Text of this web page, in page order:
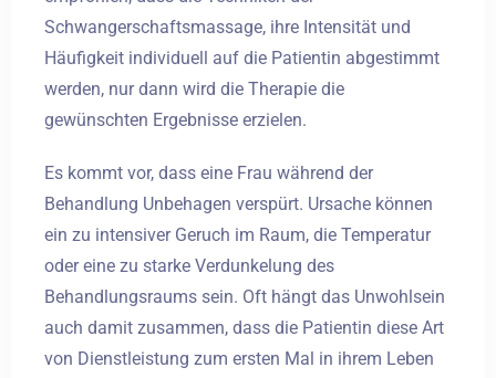
Schwangerschaftsmassage, ihre Intensität und
Häufigkeit individuell auf die Patientin abgestimmt
werden, nur dann wird die Therapie die
gewünschten Ergebnisse erzielen.
Es kommt vor, dass eine Frau während der
Behandlung Unbehagen verspürt. Ursache können
ein zu intensiver Geruch im Raum, die Temperatur
oder eine zu starke Verdunkelung des
Behandlungsraums sein. Oft hängt das Unwohlsein
auch damit zusammen, dass die Patientin diese Art
von Dienstleistung zum ersten Mal in ihrem Leben